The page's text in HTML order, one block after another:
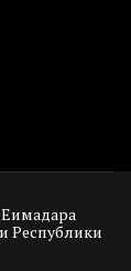
Республики